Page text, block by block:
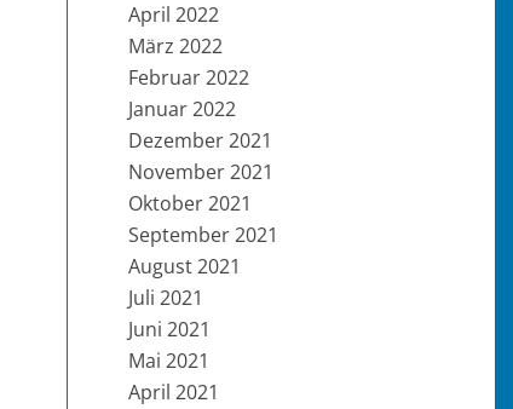
April 2022
März 2022
Februar 2022
Januar 2022
Dezember 2021
November 2021
Oktober 2021
September 2021
August 2021
Juli 2021
Juni 2021
Mai 2021
April 2021